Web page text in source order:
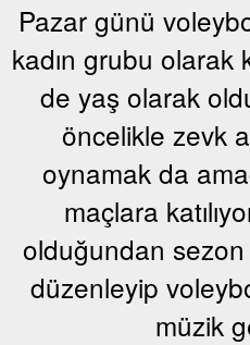
Pazar günü
kadın grubu olarak
de yaş olarak
öncelikle zevk
oynamak da
maçlara
olduğundan
düzenleyip
müzik